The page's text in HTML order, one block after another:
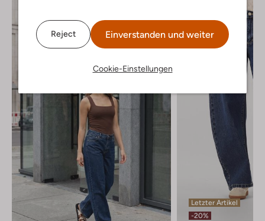
Reject Einverstanden und weiter
Cookie-Einstellungen
Letzter Artikel
-20%